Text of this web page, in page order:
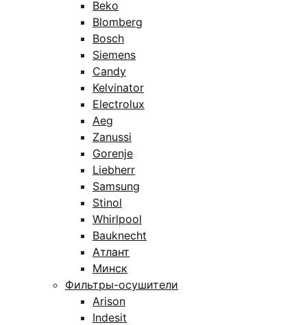
Beko
Blomberg
Bosch
Siemens
Candy
Kelvinator
Electrolux
Aeg
Zanussi
Gorenje
Liebherr
Samsung
Stinol
Whirlpool
Bauknecht
Атлант
Минск
Фильтры-осушители
Arison
Indesit